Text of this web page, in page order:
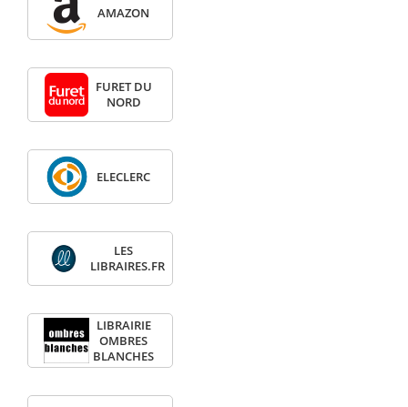
AMAZON
FURET DU
NORD
ELECLERC
LES
LIBRAIRES.FR
LIBRAIRIE
OMBRES
BLANCHES